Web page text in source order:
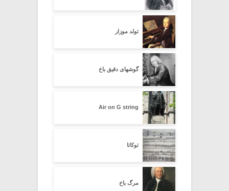
تولد موزار
گوشهای دقیق باخ
Air on G string
توکاتا
مرگ باخ